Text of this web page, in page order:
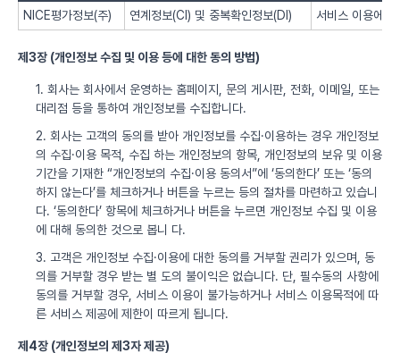
NICE평가정보(주) 연계정보(CI) 및 중복확인정보(DI) 서비스 이용에
제3장 (개인정보 수집 및 이용 등에 대한 동의 방법)
1. 회사는 회사에서 운영하는 홈페이지, 문의 게시판, 전화, 이메일, 또는
대리점 등을 통하여 개인정보를 수집합니다.
2. 회사는 고객의 동의를 받아 개인정보를 수집·이용하는 경우 개인정보
의 수집·이용 목적, 수집 하는 개인정보의 항목, 개인정보의 보유 및 이용
기간을 기재한 “개인정보의 수집·이용 동의서”에 ‘동의한다’ 또는 ‘동의
하지 않는다’를 체크하거나 버튼을 누르는 등의 절차를 마련하고 있습니
다. ‘동의한다’ 항목에 체크하거나 버튼을 누르면 개인정보 수집 및 이용
에 대해 동의한 것으로 봅니 다.
3. 고객은 개인정보 수집·이용에 대한 동의를 거부할 권리가 있으며, 동
의를 거부할 경우 받는 별 도의 불이익은 없습니다. 단, 필수동의 사항에
동의를 거부할 경우, 서비스 이용이 불가능하거나 서비스 이용목적에 따
른 서비스 제공에 제한이 따르게 됩니다.
제4장 (개인정보의 제3자 제공)